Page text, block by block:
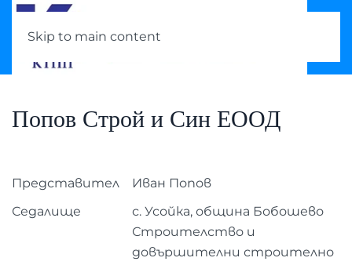
Skip to main content
Попов Строй и Син ЕООД
Представител
Иван Попов
Седалище
с. Усойка, община Бобошево
Строителство и
довършителни строително